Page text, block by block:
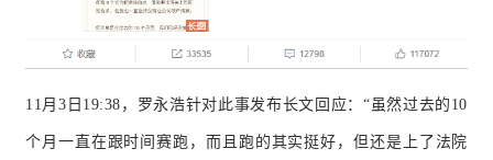
11月3日19:38，罗永浩针对此事发布长文回应： “虽然过去的10
个月一直在跟时间赛跑，而且跑的其实挺好，但还是上了法院